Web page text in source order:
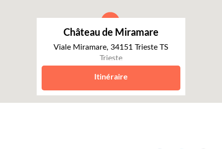
Château de Miramare
Viale Miramare, 34151 Trieste TS
Trieste
Itinéraire